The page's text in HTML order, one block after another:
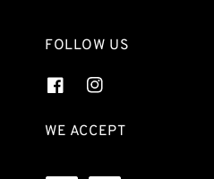
FOLLOW US
WE ACCEPT